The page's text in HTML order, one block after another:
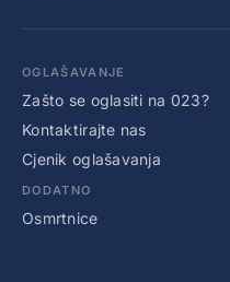
OGLAŠAVANJE
Zašto se oglasiti na 023?
Kontaktirajte nas
Cjenik oglašavanja
DODATNO
Osmrtnice